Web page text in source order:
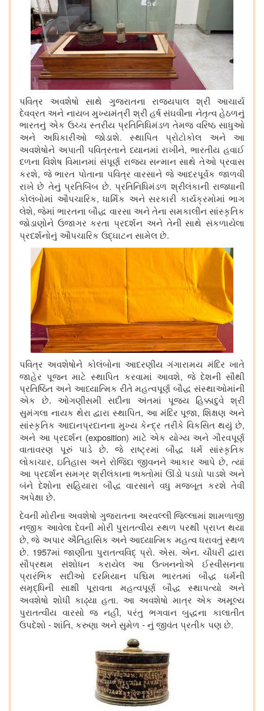
પવિત્ર અવશેષો સાથે ગુજરાતના રાજ્યપાલ શ્રી આચાર્ય
દેવવ્રત અને નાયબ મુખ્યમંત્રી શ્રી હર્ષ સંઘવીના નેતૃત્વ હેઠળનું
ભારતનું એક ઉચ્ચ સ્તરીય પ્રતિનિધિમંડળ તેમજ વરિષ્ઠ સાધુઓ
અને અધિકારીઓ જોડાશે.સ્થાપિત પ્રોટોકોલ અને આ
અવશેષોને અપાતી પવિત્રતાને ધ્યાનમાં રાખીને,ભારતીય હવાઈ
દળના વિશેષ વિમાનમાં સંપૂર્ણ રાજ્ય સન્માન સાથે તેઓ પ્રવાસ
કરશે, જે ભારત પોતાના પવિત્ર વારસાને જે આદરપૂર્વક જાળવી
રાખે છે તેનું પ્રતિબિંબ છે.પ્રતિનિધિમંડળ શ્રીલંકાની રાજધાની
કોલંબોમાં ઔપચારિક, ધાર્મિક અને સરકારી કાર્યક્રમોમાં ભાગ
લેશે,જેમાં ભારતના બૌદ્ધ વારસા અને તેના સમકાલીન સાંસ્કૃતિક
જોડાણોને ઉજાગર કરતા પ્રદર્શન અને તેની સાથે સંકળાયેલા
પ્રદર્શનોનું ઔપચારિક ઉદ્ઘાટન સામેલ છે.
પવિત્ર અવશેષોને કોલંબોના આદરણીય ગંગારામય મંદિર ખાતે
જાહેર પૂજન માટે સ્થાપિત કરવામાં આવશે, જે દેશની સૌથી
પ્રતિષ્ઠિત અને આધ્યાત્મિક રીતે મહત્વપૂર્ણ બૌદ્ધ સંસ્થાઓમાંની
એક છે. ઓગણીસમી સદીના અંતમાં પૂજ્ય હિક્કાદુવે શ્રી
સુમંગલા નાયક થેરા દ્વારા સ્થાપિત, આ મંદિર પૂજા, શિક્ષણ અને
સાંસ્કૃતિક આદાનપ્રદાનના મુખ્ય કેન્દ્ર તરીકે વિકસિત થયું છે,
અને આ પ્રદર્શન (exposition) માટે એક યોગ્ય અને ગૌરવપૂર્ણ
વાતાવરણ પૂરું પાડે છે. જે રાષ્ટ્રમાં બૌદ્ધ ધર્મ સાંસ્કૃતિક
લોકાચાર, ઇતિહાસ અને રોજિંદા જીવનને આકાર આપે છે, ત્યાં
આ પ્રદર્શન સમગ્ર શ્રીલંકાના ભક્તોમાં ઊંડો પડઘો પાડશે અને
બંને દેશોના સહિયારા બૌદ્ધ વારસાને વધુ મજબૂત કરશે તેવી
અપેક્ષા છે.
દેવની મોરીના અવશેષો ગુજરાતના અરવલ્લી જિલ્લામાં શામળાજી
નજીક આવેલા દેવની મોરી પુરાતત્વીય સ્થળ પરથી પ્રાપ્ત થયા
છે,જે અપાર ઐતિહાસિક અને આધ્યાત્મિક મહત્વ ધરાવતું સ્થળ
છે. 1957માં જાણીતા પુરાતત્વવિદ્ પ્રો. એસ. એન. ચૌધરી દ્વારા
સૌપ્રથમ સંશોધન કરાયેલ આ ઉત્ખનનોએ ઈસ્વીસનના
પ્રારંભિક સદીઓ દરમિયાન પશ્ચિમ ભારતમાં બૌદ્ધ ધર્મની
સમૃદ્ધિની સાક્ષી પૂરાવતા મહત્વપૂર્ણ બૌદ્ધ સ્થાપત્યો અને
અવશેષો શોધી કાઢ્યા હતા. આ અવશેષો માત્ર એક અમૂલ્ય
પુરાતત્વીય વારસોજ નહીં,પરંતુ ભગવાન બુદ્ધના કાલાતીત
ઉપદેશો - શાંતિ, કરુણા અને સુમેળ - નું જીવંત પ્રતીક પણ છે.